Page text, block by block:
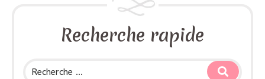
Recherche rapide